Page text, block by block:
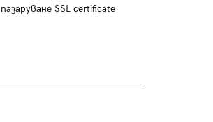
пазаруване SSL certificate